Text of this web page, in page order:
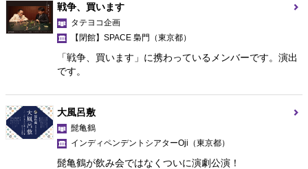
戦争、買います
タテヨコ企画
【閉館】SPACE 梟門 （東京都）
「戦争、買います」に携わっているメンバーです。演出
です。
大風呂敷
髭亀鶴
インディペンデントシアターOji （東京都）
髭亀鶴が飲み会ではなくついに演劇公演！